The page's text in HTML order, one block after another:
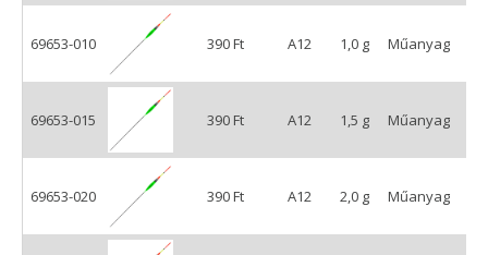
69653-010 390 Ft A12 1,0 g Műanyag
69653-015 390 Ft A12 1,5 g Műanyag
69653-020 390 Ft A12 2,0 g Műanyag